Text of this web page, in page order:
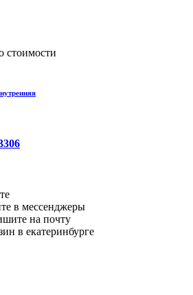
стоимости
в мессенджеры
на почту
в екатеринбурге